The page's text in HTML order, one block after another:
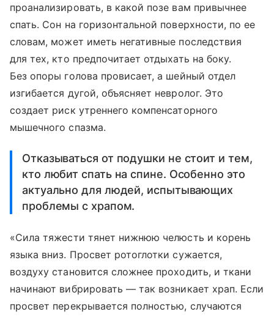
проанализировать, в какой позе вам привычнее
спать. Сон на горизонтальной поверхности, по ее
словам, может иметь негативные последствия
для тех, кто предпочитает отдыхать на боку.
Без опоры голова провисает, а шейный отдел
изгибается дугой, объясняет невролог. Это
создает риск утреннего компенсаторного
мышечного спазма.
Отказываться от подушки не стоит и тем,
кто любит спать на спине. Особенно это
актуально для людей, испытывающих
проблемы с храпом.
«Сила тяжести тянет нижнюю челюсть и корень
языка вниз. Просвет ротоглотки сужается,
воздуху становится сложнее проходить, и ткани
начинают вибрировать — так возникает храп. Если
просвет перекрывается полностью, случаются